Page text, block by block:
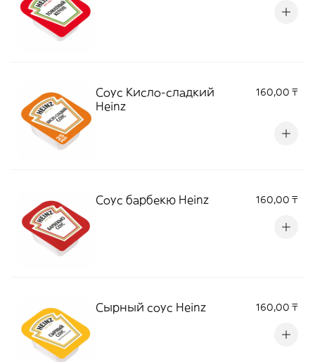
Соус Кисло-сладкий
Heinz
160,00 ₸
Соус барбекю Heinz 160,00 ₸
Сырный соус Heinz 160,00 ₸